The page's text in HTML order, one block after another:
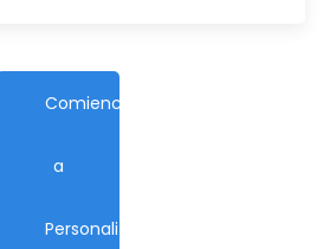
Comience
a
Personalizar